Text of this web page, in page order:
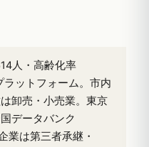
人・高齢化率
ットフォーム。市内
卸売・小売業。東京
データバンク
業は第三者承継・